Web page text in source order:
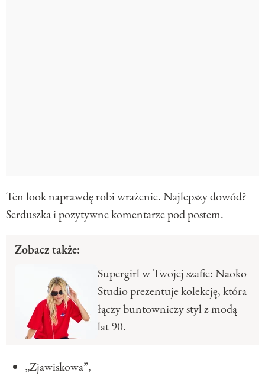
Ten look naprawdę robi wrażenie. Najlepszy dowód?
Serduszka i pozytywne komentarze pod postem.
Zobacz także:
Supergirl w Twojej szafie: Naoko
Studio prezentuje kolekcję, która
łączy buntowniczy styl z modą
lat 90.
„Zjawiskowa”,